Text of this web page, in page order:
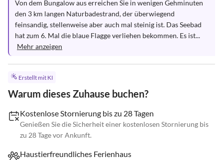
Von dem Bungalow aus erreichen Sie in wenigen Gehminuten
den 3 km langen Naturbadestrand, der überwiegend
feinsandig, stellenweise aber auch mal steinig ist. Das Seebad
hat zum 6. Mal die blaue Flagge verliehen bekommen. Es ist...
Mehr anzeigen
Erstellt mit KI
Warum dieses Zuhause buchen?
Kostenlose Stornierung bis zu 28 Tagen
Genießen Sie die Sicherheit einer kostenlosen Stornierung bis
zu 28 Tage vor Ankunft.
Haustierfreundliches Ferienhaus